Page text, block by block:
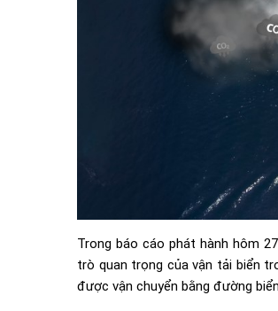
Trong báo cáo phát hành hôm
trò quan trọng của vận tải biển
được vận chuyển bằng đường biển.